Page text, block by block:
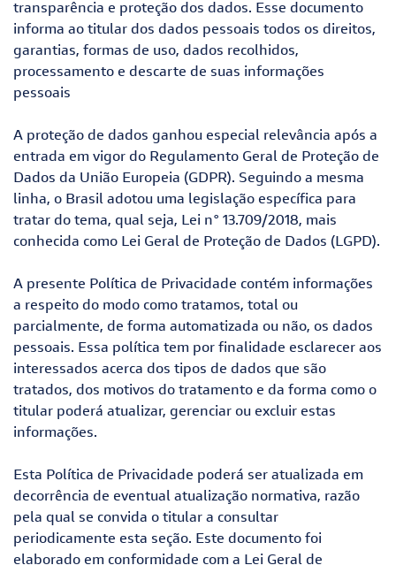
transparência e proteção dos dados. Esse documento
informa ao titular dos dados pessoais todos os direitos,
garantias, formas de uso, dados recolhidos,
processamento e descarte de suas informações
pessoais
A proteção de dados ganhou especial relevância após a
entrada em vigor do Regulamento Geral de Proteção de
Dados da União Europeia (GDPR). Seguindo a mesma
linha, o Brasil adotou uma legislação específica para
tratar do tema, qual seja, Lei n° 13.709/2018, mais
conhecida como Lei Geral de Proteção de Dados (LGPD).
A presente Política de Privacidade contém informações
a respeito do modo como tratamos, total ou
parcialmente, de forma automatizada ou não, os dados
pessoais. Essa política tem por finalidade esclarecer aos
interessados acerca dos tipos de dados que são
tratados, dos motivos do tratamento e da forma como o
titular poderá atualizar, gerenciar ou excluir estas
informações.
Esta Política de Privacidade poderá ser atualizada em
decorrência de eventual atualização normativa, razão
pela qual se convida o titular a consultar
periodicamente esta seção. Este documento foi
elaborado em conformidade com a Lei Geral de